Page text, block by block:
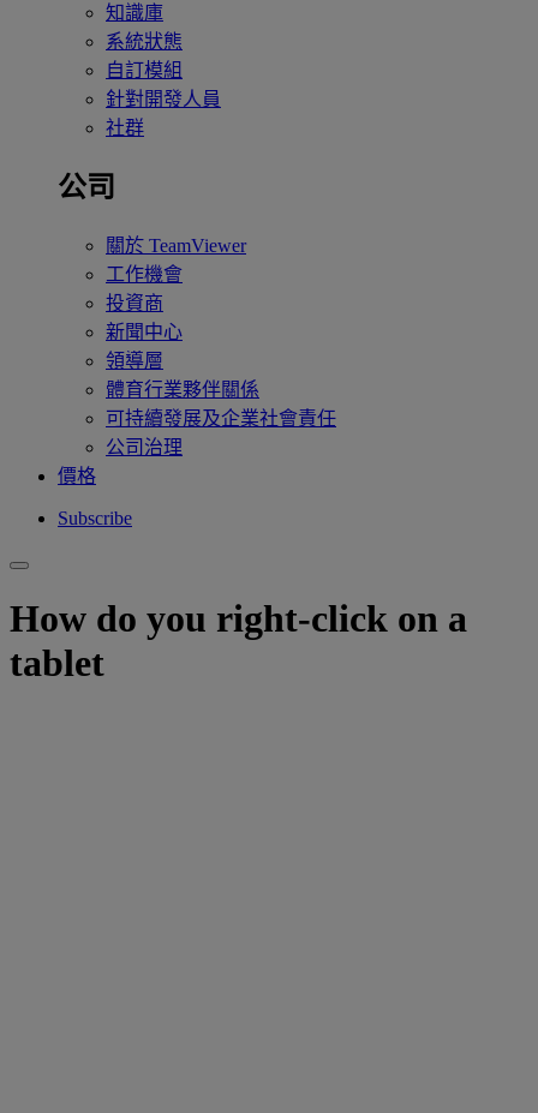
知識庫
系統狀態
自訂模組
針對開發人員
社群
公司
關於 TeamViewer
工作機會
投資商
新聞中心
領導層
體育行業夥伴關係
可持續發展及企業社會責任
公司治理
價格
Subscribe
How do you right-click on a
tablet